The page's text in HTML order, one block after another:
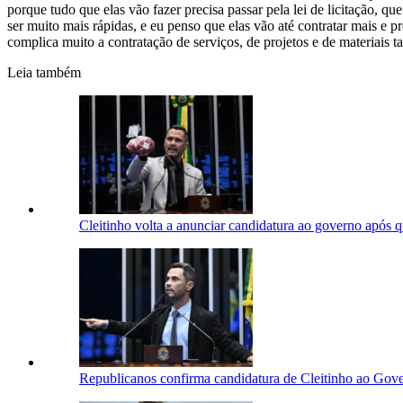
porque tudo que elas vão fazer precisa passar pela lei de licitação,
ser muito mais rápidas, e eu penso que elas vão até contratar mais e
complica muito a contratação de serviços, de projetos e de materiais
Leia também
Cleitinho volta a anunciar candidatura ao governo após
Republicanos confirma candidatura de Cleitinho ao